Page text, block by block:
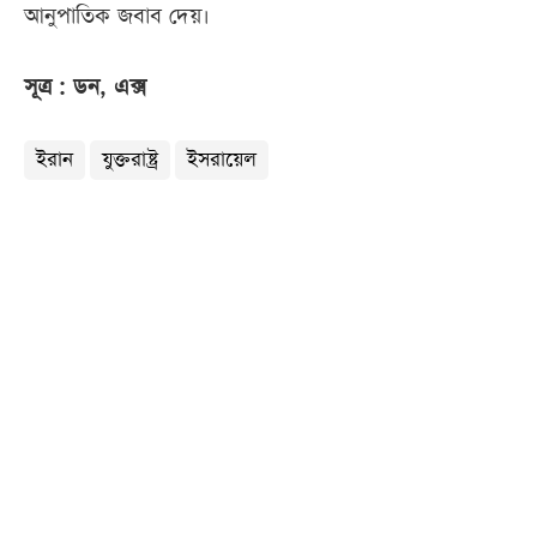
আনুপাতিক জবাব দেয়।
সূত্র : ডন, এক্স
ইরান যুক্তরাষ্ট্র ইসরায়েল